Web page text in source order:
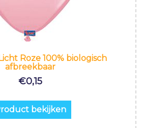
Roze 100% biologisch
afbreekbaar
€0,15
bekijken